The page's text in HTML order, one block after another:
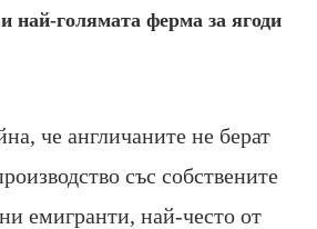
най-голямата ферма за ягоди
че англичаните не берат
със собствените
емигранти, най-често от